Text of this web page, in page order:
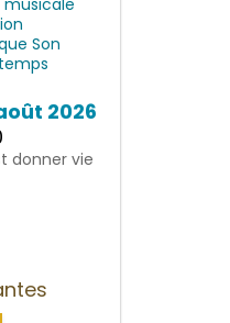
Son
2026
donner vie